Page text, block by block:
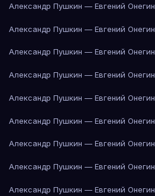
Александр Пушкин — Евгений Онегин
Александр Пушкин — Евгений Онегин
Александр Пушкин — Евгений Онегин
Александр Пушкин — Евгений Онегин
Александр Пушкин — Евгений Онегин
Александр Пушкин — Евгений Онегин
Александр Пушкин — Евгений Онегин
Александр Пушкин — Евгений Онегин
Александр Пушкин — Евгений Онегин